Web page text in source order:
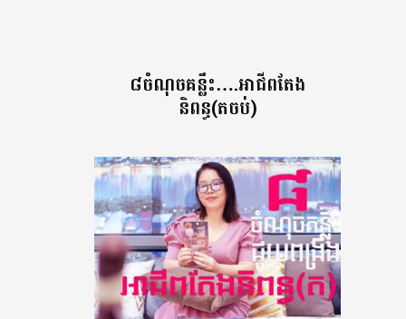
៨ចំណុចគន្លឹះ….អាជីពតែង
និពន្ធ(តចប់)